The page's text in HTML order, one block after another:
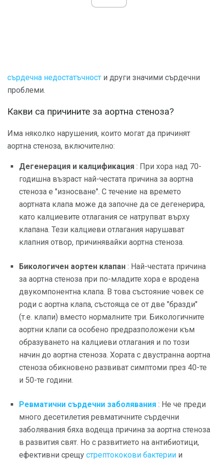
сърдечна недостатъчност и други значими сърдечни
проблеми.
Какви са причините за аортна стеноза?
Има няколко нарушения, които могат да причинят
аортна стеноза, включително:
Дегенерация и калцификация : При хора над 70-
годишна възраст най-честата причина за аортна
стеноза е "износване". С течение на времето
аортната клапа може да започне да се дегенерира,
като калциевите отлагания се натрупват върху
клапана. Тези калциеви отлагания нарушават
клапния отвор, причинявайки аортна стеноза.
Бикологичен аортен клапан : Най-честата причина
за аортна стеноза при по-младите хора е вродена
двукомпонентна клапа. В това състояние човек се
роди с аортна клапа, състояща се от две "бразди"
(т.е. клапи) вместо нормалните три. Бикологичните
аортни клапи са особено предразположени към
образуването на калциеви отлагания и по този
начин до аортна стеноза. Хората с двустранна аортна
стеноза обикновено развиват симптоми през 40-те
и 50-те години.
Ревматични сърдечни заболявания : Не че преди
много десетилетия ревматичните сърдечни
заболявания бяха водеща причина за аортна стеноза
в развития свят. Но с развитието на антибиотици,
ефективни срещу стрептококови бактерии и